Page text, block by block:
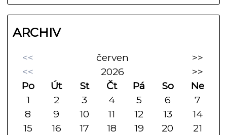
ARCHIV
<< červen
>>
<<
2026
>>
Po
Út St Čt Pá So
Ne
1
2 3 4 5 6
7
8
9 10 11 12 13
14
15
16 17 18 19 20
21